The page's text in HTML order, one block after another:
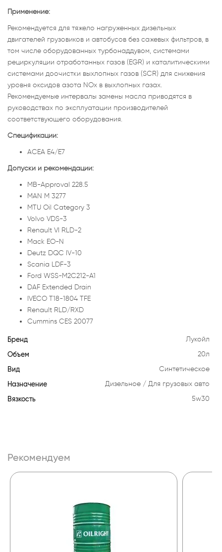
Применение:
Рекомендуется для тяжело нагруженных дизельных
двигателей грузовиков и автобусов без сажевых фильтров, в
том числе оборудованных турбонаддувом, системами
рециркуляции отработанных газов (EGR) и каталитическими
системами доочистки выхлопных газов (SCR) для снижения
уровня оксидов азота NOx в выхлопных газах.
Рекомендуемые интервалы замены масла приводятся в
руководствах по эксплуатации производителей
соответствующего оборудования.
Спецификации:
ACEA E4/E7
Допуски и рекомендации:
MB-Approval 228.5
MAN M 3277
MTU Oil Category 3
Volvo VDS-3
Renault VI RLD-2
Mack EO-N
Deutz DQC IV-10
Scania LDF-3
Ford WSS-M2C212-A1
DAF Extended Drain
IVECO T18-1804 TFE
Renault RLD/RXD
Cummins CES 20077
Бренд Лукойл
Объем 20л
Вид Синтетическое
Назначение Дизельное Для грузовых авто
Вязкость 5w30
Рекомендуем